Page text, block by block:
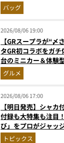
バッグ
2026/08/06 19:00
【GRスープラが“
タGR初コラボをガ
台のミニカー＆体験
奮間違いなし
グルメ
2026/08/06 17:00
【明日発売】シャ
付録も大特集も注目
び」をプロがジャッ
次を公開
トピックス